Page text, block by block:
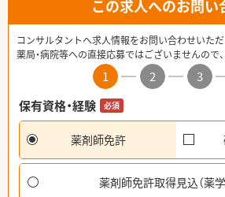
この求人へのお問い
コンサルタントへ求人情報をお問い合わせいただ
薬局・病院等への直接応募ではございませんので
1 2 3
保有資格・経験
必須
薬剤師免許
薬剤師免許取得見込（薬学